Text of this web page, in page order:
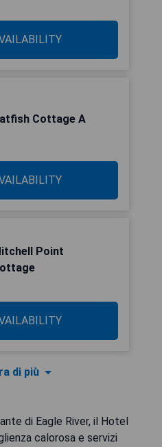
Cottage A
Point
di più
di Eagle River, il Hotel
calorosa e servizi